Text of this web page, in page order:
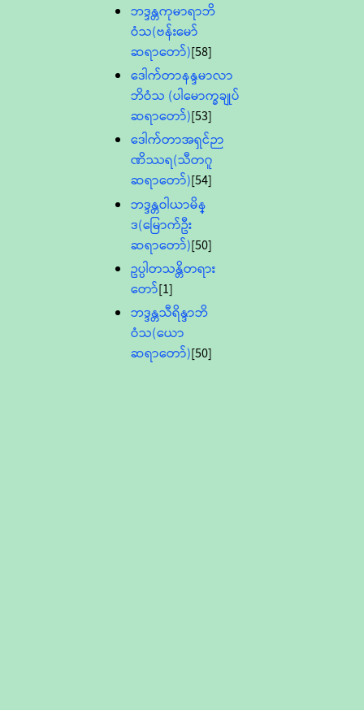
ဘဒ္ဒန္တကုမာရာဘိ
ဝံသ(ဗန်းမော်
ဆရာတော်)[58]
ဒေါက်တာနန္ဒမာလာ
ဘိဝံသ (ပါမောက္ခချုပ်
ဆရာတော်)[53]
ဒေါက်တာအရှင်ဉာ
ဏိဿရ(သီတဂူ
ဆရာတော်)[54]
ဘဒ္ဒန္တဝါယာမိန္
ဒ(မြောက်ဦး
ဆရာတော်)[50]
ဥပ္ပါတသန္တိတရား
တော်[1]
ဘဒ္ဒန္တသီရိန္ဒာဘိ
ဝံသ(ယော
ဆရာတော်)[50]